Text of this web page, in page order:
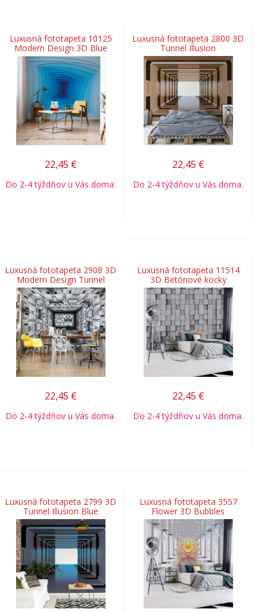
Luxusná fototapeta 10125
Modern Design 3D Blue
22,45 €
Do 2-4 týždňov u Vás doma.
Luxusná fototapeta 2800 3D
Tunnel Illusion
22,45 €
Do 2-4 týždňov u Vás doma.
Luxusná fototapeta 2908 3D
Modern Design Tunnel
22,45 €
Do 2-4 týždňov u Vás doma.
Luxusná fototapeta 11514
3D Betónové kocky
22,45 €
Do 2-4 týždňov u Vás doma.
Luxusná fototapeta 2799 3D
Tunnel Illusion Blue
Luxusná fototapeta 3557
Flower 3D Bubbles